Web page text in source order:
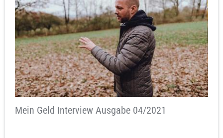
Mein Geld Interview Ausgabe 04/2021